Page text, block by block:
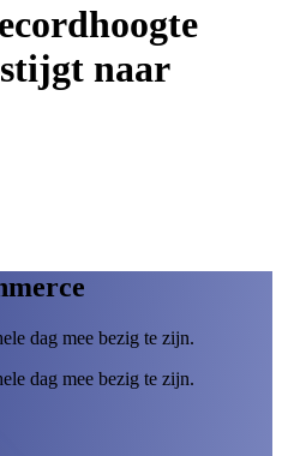
naar
dag mee bezig te zijn.
dag mee bezig te zijn.